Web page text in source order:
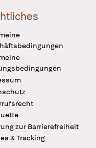
zur Barrierefreiheit
& Tracking